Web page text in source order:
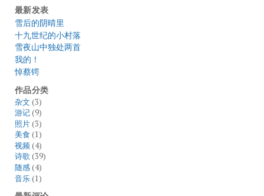
最新发表
雪后的阴晴里
十九世纪的小村落
雪夜山中独处两首
我的！
悼蔡锷
作品分类
杂文 (3)
游记(9)
照片(3)
美食 (1)
视频(4)
诗歌(39)
随感(4)
音乐(1)